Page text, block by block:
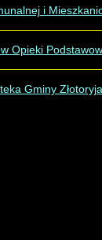
i
Opieki
Gminy Złotoryja